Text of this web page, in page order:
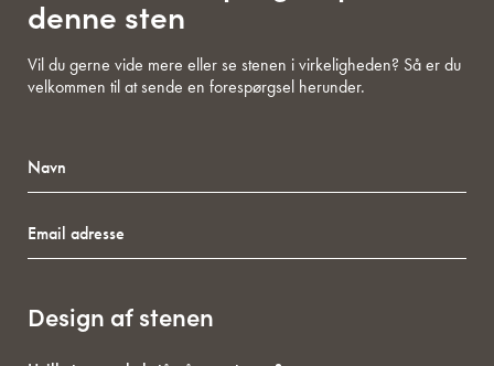
denne sten
Vil du gerne vide mere eller se stenen i virkeligheden? Så er du
velkommen til at sende en forespørgsel herunder.
adresse
Design af stenen